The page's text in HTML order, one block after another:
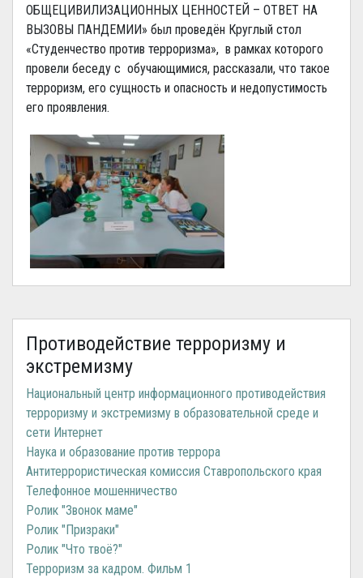
ОБЩЕЦИВИЛИЗАЦИОННЫХ ЦЕННОСТЕЙ – ОТВЕТ НА
ВЫЗОВЫ ПАНДЕМИИ» был проведён Круглый стол
«Студенчество против терроризма», в рамках которого
провели беседу с обучающимися, рассказали, что такое
терроризм, его сущность и опасность и недопустимость
его проявления.
Противодействие терроризму и
экстремизму
Национальный центр информационного противодействия
терроризму и экстремизму в образовательной среде и
сети Интернет
Наука и образование против террора
Антитеррористическая комиссия Ставропольского края
Телефонное мошенничество
Ролик "Звонок маме"
Ролик "Призраки"
Ролик "Что твоё?"
Терроризм за кадром. Фильм 1